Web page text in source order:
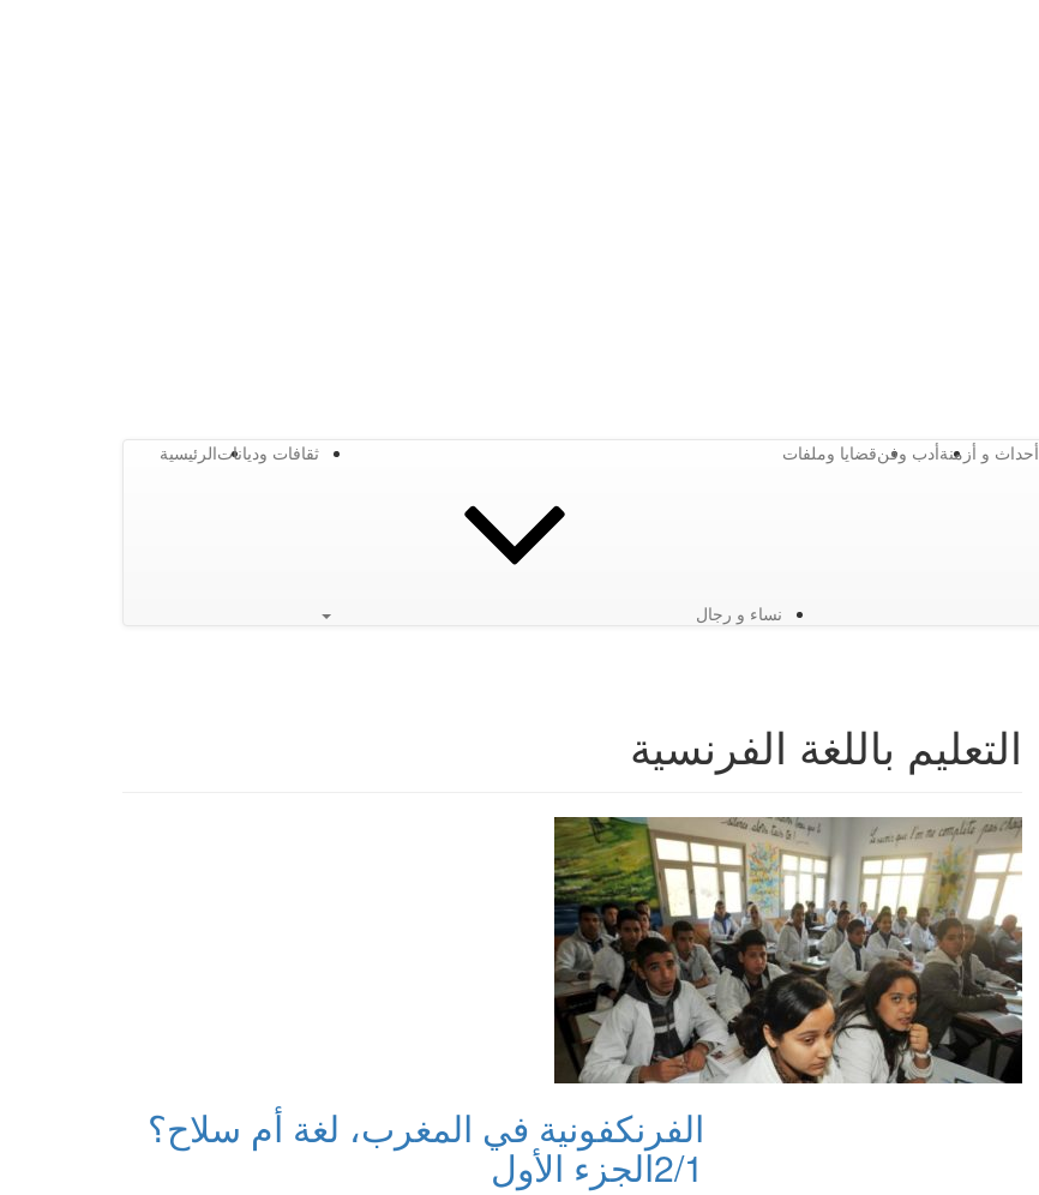
الرئيسيةثقافات وديانات
نساء و رجال
قضايا وملفاتأدب وفنأحداث و أزمنة
التعليم باللغة الفرنسية
الفرنكفونية في المغرب، لغة أم سلاح؟
2/1الجزء الأول